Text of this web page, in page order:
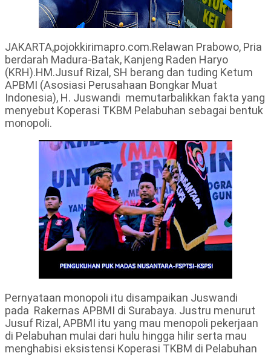
JAKARTA,pojokkirimapro.com.Relawan Prabowo, Pria
berdarah Madura-Batak, Kanjeng Raden Haryo
(KRH).HM.Jusuf Rizal, SH berang dan tuding Ketum
APBMI (Asosiasi Perusahaan Bongkar Muat
Indonesia), H. Juswandi memutarbalikkan fakta yang
menyebut Koperasi TKBM Pelabuhan sebagai bentuk
monopoli.
Pernyataan monopoli itu disampaikan Juswandi
pada Rakernas APBMI di Surabaya. Justru menurut
Jusuf Rizal, APBMI itu yang mau menopoli pekerjaan
di Pelabuhan mulai dari hulu hingga hilir serta mau
menghabisi eksistensi Koperasi TKBM di Pelabuhan